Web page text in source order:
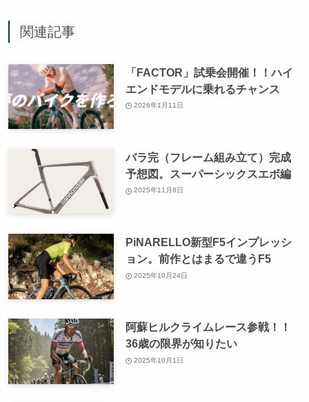
関連記事
「FACTOR」試乗会開催！！ハイ
エンドモデルに乗れるチャンス
2026年1月11日
バラ完（フレーム組み立て）完成
予想図。スーパーシックスエボ編
2025年11月8日
PiNARELLO新型F5インプレッシ
ョン。前作とはまるで違うF5
2025年10月24日
阿蘇ヒルクライムレース参戦！！
36歳の限界が知りたい
2025年10月1日